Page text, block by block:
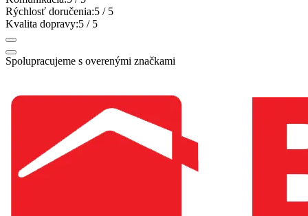
Rýchlosť doručenia:5 / 5
Kvalita dopravy:5 / 5
Spolupracujeme s overenými značkami